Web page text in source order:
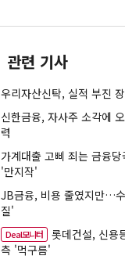
관련 기사
우리자산신탁, 실적 부진
신한금융, 자사주 소각에
력
가계대출 고삐 죄는 금융
'만지작'
JB금융, 비용 줄였지만…
질'
Deal모니터
롯데건설, 신용
측 '먹구름'